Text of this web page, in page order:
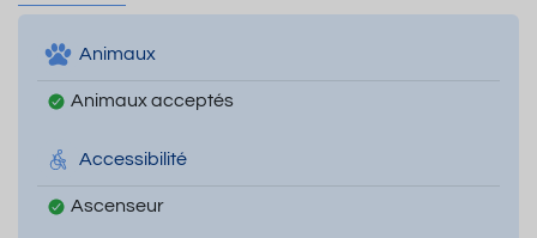
Animaux
Animaux acceptés
Accessibilité
Ascenseur